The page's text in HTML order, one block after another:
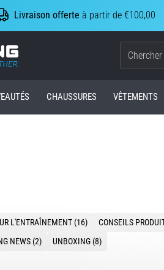
Livraison offerte à partir de €100,00
Top4Running.be
CHAUSSURES VÊTEMENTS
L'ENTRAÎNEMENT (16) CONSEILS
NEWS (2) UNBOXING (8)